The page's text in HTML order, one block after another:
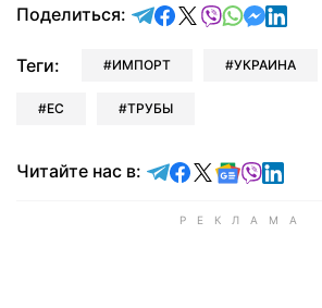
Поделиться: отправить в
поделиться в
поделиться в X
отправить
Теги: ИМПОРТ УКРАИНА
ЕС ТРУБЫ
Читайте нас в: Читайте в
Читайте в
Читайте в X
Читайте